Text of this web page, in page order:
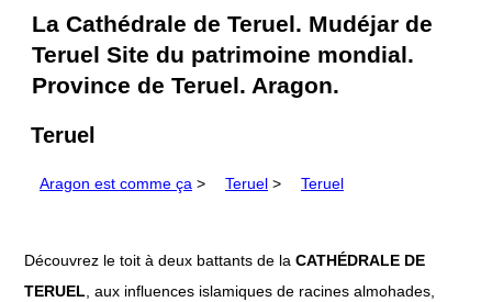
La Cathédrale de Teruel. Mudéjar de
Teruel Site du patrimoine mondial.
Province de Teruel. Aragon.
Teruel
Aragon est comme ça > Teruel > Teruel
Découvrez le toit à deux battants de la CATHÉDRALE DE
TERUEL , aux influences islamiques de racines almohades,